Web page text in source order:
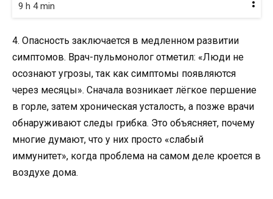
9 h 4 min
4. Опасность заключается в медленном развитии
симптомов. Врач-пульмонолог отметил: «Люди не
осознают угрозы, так как симптомы появляются
через месяцы». Сначала возникает лёгкое першение
в горле, затем хроническая усталость, а позже врачи
обнаруживают следы грибка. Это объясняет, почему
многие думают, что у них просто «слабый
иммунитет», когда проблема на самом деле кроется в
воздухе дома.